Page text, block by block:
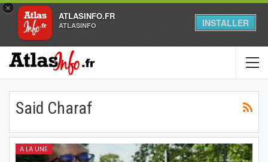
×
ATLASINFO.FR
ATLASINFO INSTALLER
Said Charaf
A LA UNE